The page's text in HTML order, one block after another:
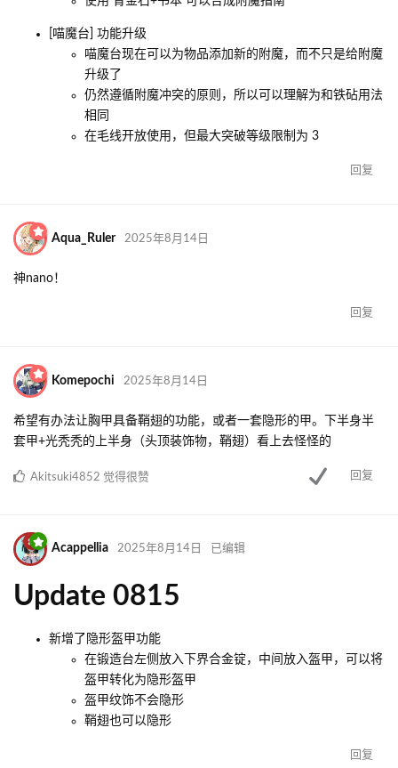
[喵魔台] 功能升级
喵魔台现在可以为物品添加新的附魔，而不只是给附魔
升级了
仍然遵循附魔冲突的原则，所以可以理解为和铁砧用法
相同
在毛线开放使用，但最大突破等级限制为 3
回复
Aqua_Ruler 2025年8月14日
神nano！
回复
Komepochi 2025年8月14日
希望有办法让胸甲具备鞘翅的功能，或者一套隐形的甲。下半身半
套甲+光秃秃的上半身（头顶装饰物，鞘翅）看上去怪怪的
回复
Akitsuki4852 觉得很赞
Acappellia 2025年8月14日 已编辑
Update 0815
新增了隐形盔甲功能
在锻造台左侧放入下界合金锭，中间放入盔甲，可以将
盔甲转化为隐形盔甲
盔甲纹饰不会隐形
鞘翅也可以隐形
回复